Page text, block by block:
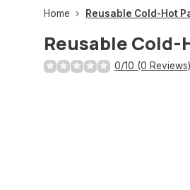
Home Reusable Cold-Hot
Reusable Cold-
0/10 (0 Reviews)